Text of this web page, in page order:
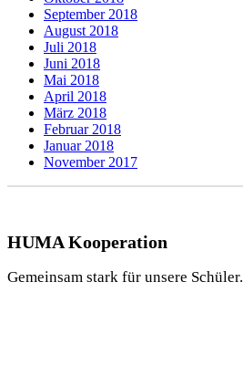
September 2018
August 2018
Juli 2018
Juni 2018
Mai 2018
April 2018
März 2018
Februar 2018
Januar 2018
November 2017
HUMA Kooperation
Gemeinsam stark für unsere Schüler.